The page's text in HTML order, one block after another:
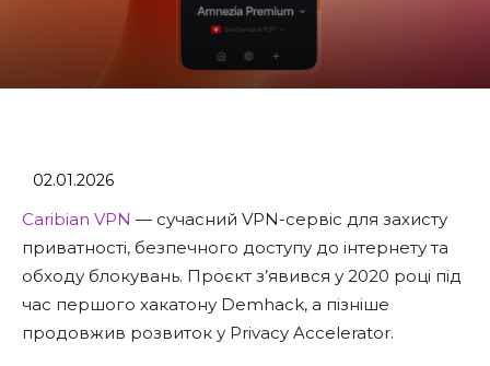
02.01.2026
Caribian VPN — сучасний VPN-сервіс для захисту
приватності, безпечного доступу до інтернету та
обходу блокувань. Проєкт з’явився у 2020 році під
час першого хакатону Demhack, а пізніше
продовжив розвиток у Privacy Accelerator.